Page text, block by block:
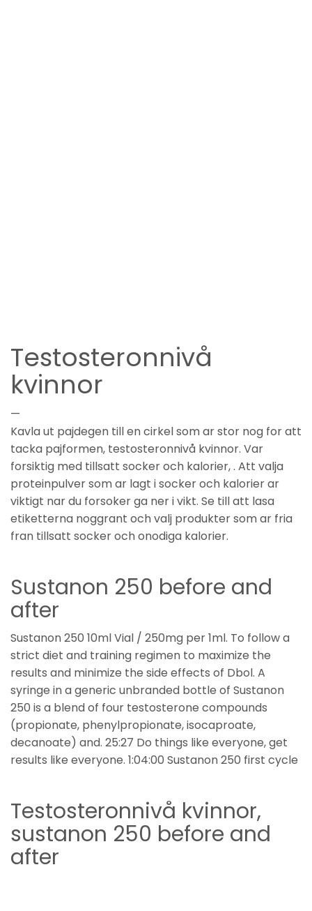
Testosteronnivå
kvinnor
—
Kavla ut pajdegen till en cirkel som ar stor nog for att
tacka pajformen, testosteronnivå kvinnor. Var
forsiktig med tillsatt socker och kalorier, . Att valja
proteinpulver som ar lagt i socker och kalorier ar
viktigt nar du forsoker ga ner i vikt. Se till att lasa
etiketterna noggrant och valj produkter som ar fria
fran tillsatt socker och onodiga kalorier.
Sustanon 250 before and
after
Sustanon 250 10ml Vial / 250mg per 1ml. To follow a
strict diet and training regimen to maximize the
results and minimize the side effects of Dbol. A
syringe in a generic unbranded bottle of Sustanon
250 is a blend of four testosterone compounds
(propionate, phenylpropionate, isocaproate,
decanoate) and. 25:27 Do things like everyone, get
results like everyone. 1:04:00 Sustanon 250 first cycle
Testosteronnivå kvinnor,
sustanon 250 before and
after